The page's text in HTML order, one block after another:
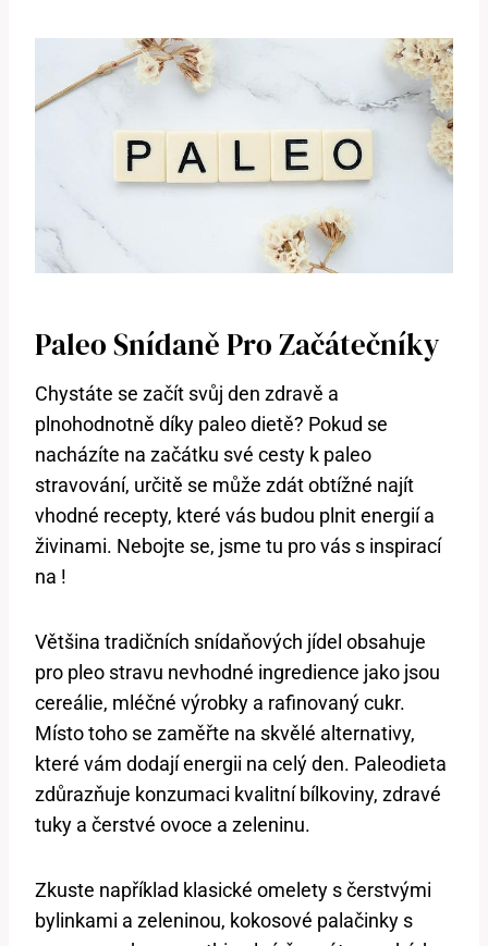
Paleo Snídaně Pro Začátečníky
Chystáte se začít svůj den zdravě a
plnohodnotně díky paleo dietě? Pokud se
nacházíte na začátku své cesty k paleo
stravování, určitě se může zdát obtížné najít
vhodné recepty, které vás budou plnit energií a
živinami. Nebojte se, jsme tu pro vás s inspirací
na !
Většina tradičních snídaňových jídel obsahuje
pro pleo stravu nevhodné ingredience jako jsou
cereálie, mléčné výrobky a rafinovaný cukr.
Místo toho se zaměřte na skvělé alternativy,
které vám dodají energii na celý den. Paleodieta
zdůrazňuje konzumaci kvalitní bílkoviny, zdravé
tuky a čerstvé ovoce a zeleninu.
Zkuste například klasické omelety s čerstvými
bylinkami a zeleninou, kokosové palačinky s